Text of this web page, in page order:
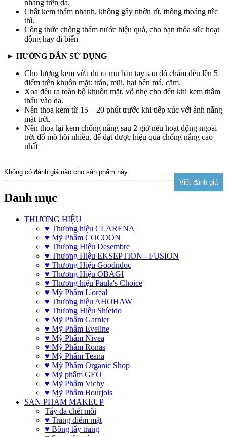
nhang trên da.
Chất kem thấm nhanh, không gây nhờn rít, thông thoáng tức
thì.
Công thức chống thấm nước hiệu quả, cho bạn thỏa sức hoạt
động hay đi biển
► HƯỚNG DẪN SỬ DỤNG
Cho lượng kem vừa đủ ra mu bàn tay sau đó chấm đều lên 5
điểm trên khuôn mặt: trán, mũi, hai bên má, cằm.
Xoa đều ra toàn bộ khuôn mặt, vỗ nhẹ cho đến khi kem thẩm
thấu vào da.
Nên thoa kem từ 15 – 20 phút trước khi tiếp xúc với ánh nắng
mặt trời.
Nên thoa lại kem chống nắng sau 2 giờ nếu hoạt động ngoài
trời đổ mồ hôi nhiều, để đạt được hiệu quả chống nắng cao
nhất
Không có đánh giá nào cho sản phẩm này.
Danh mục
THƯƠNG HIỆU
♥ Thương hiệu CLARENA
♥ Mỹ Phẩm COCOON
♥ Thương Hiệu Desembre
♥ Thương Hiệu EKSEPTION - FUSION
♥ Thương Hiệu Goodndoc
♥ Thương Hiệu OBAGI
♥ Thương hiệu Paula's Choice
♥ Mỹ Phẩm L'oreal
♥ Thương hiệu AHOHAW
♥ Thương Hiệu Shíeido
♥ Mỹ Phẩm Garnier
♥ Mỹ Phẩm Eveline
♥ Mỹ Phẩm Nivea
♥ Mỹ Phẩm Ronas
♥ Mỹ Phẩm Teana
♥ Mỹ Phẩm Organic Shop
♥ Mỹ phẩm GEO
♥ Mỹ Phẩm Vichy
♥ Mỹ Phẩm Bourjois
SẢN PHẨM MAKEUP
Tẩy da chết môi
♥ Trang điểm mặt
♥ Bông tẩy trang